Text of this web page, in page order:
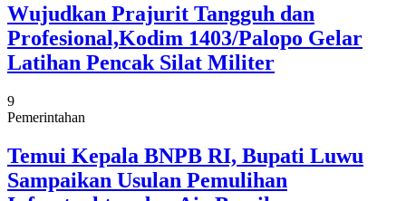
Wujudkan Prajurit Tangguh dan
Profesional,Kodim 1403/Palopo Gelar
Latihan Pencak Silat Militer
9
Pemerintahan
Temui Kepala BNPB RI, Bupati Luwu
Sampaikan Usulan Pemulihan